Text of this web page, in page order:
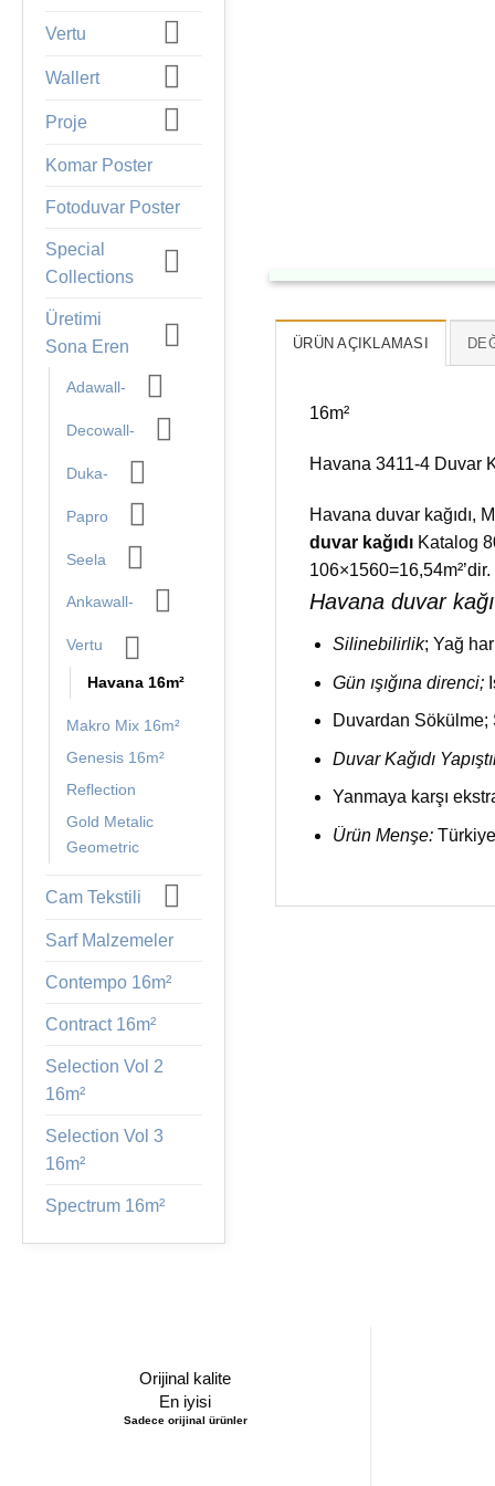
Vertu
Wallert
Proje
Komar Poster
Fotoduvar Poster
Special
Collections
Üretimi
Sona Eren
Adawall-
Decowall-
Duka-
Papro
Seela
Ankawall-
Vertu
Havana 16m²
Makro Mix 16m²
Genesis 16m²
Reflection
Gold Metalic
Geometric
Cam Tekstili
Sarf Malzemeler
Contempo 16m²
Contract 16m²
Selection Vol 2
16m²
Selection Vol 3
16m²
Spectrum 16m²
ÜRÜN AÇIKLAMASI
16m²
Havana 3411-4 Duvar
Havana duvar kağıdı,
duvar kağıdı Katalog
Havana duvar
Silinebilirlik; Yağ
Gün ışığına direnci;
Duvardan Sökülme;
Duvar Kağıdı
Yanmaya karşı
Ürün Menşe:
Orijinal kalite
En iyisi
Sadece orijinal ürünler